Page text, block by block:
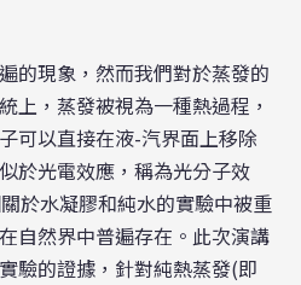
的現象，然而我們對於蒸發的
上，蒸發被視為一種熱過程，
可以直接在液-汽界面上移除
於光電效應，稱為光分子效
於水凝膠和純水的實驗中被重
自然界中普遍存在。此次演講
驗的證據，針對純熱蒸發(即